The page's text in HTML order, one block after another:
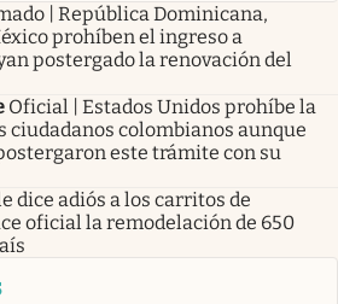
| República Dominicana,
prohíben el ingreso a
postergado la renovación del
Oficial | Estados Unidos prohíbe la
ciudadanos colombianos aunque
este trámite con su
dice adiós a los carritos de
oficial la remodelación de 650